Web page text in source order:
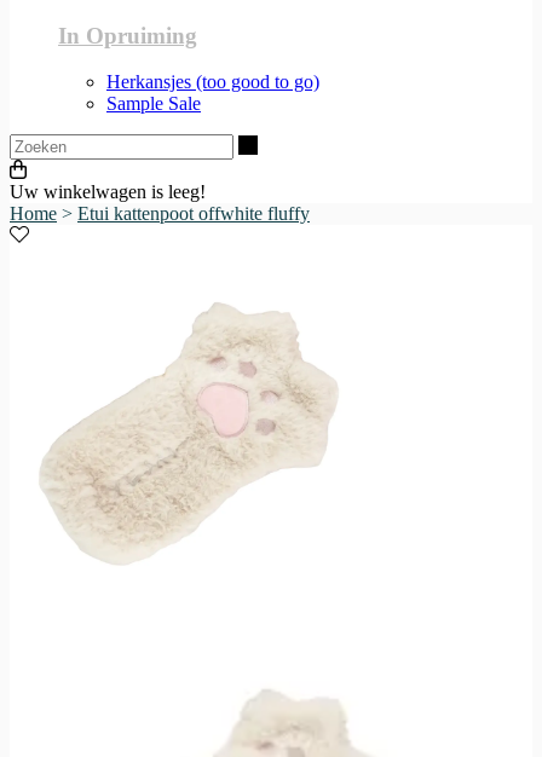
In Opruiming
Herkansjes (too good to go)
Sample Sale
Uw winkelwagen is leeg!
Home > Etui kattenpoot offwhite fluffy